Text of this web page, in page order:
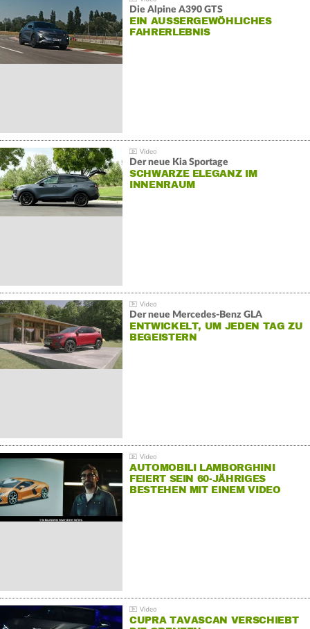
Die Alpine A390 GTS
EIN AUSSERGEWÖHLICHES F
AHRERLEBNIS
Der neue Kia Sportage
SCHWARZE ELEGANZ IM
INNENRAUM
Der neue Mercedes-Benz GLA
ENTWICKELT, UM JEDEN TAG ZU
BEGEISTERN
AUTOMOBILI LAMBORGHINI
FEIERT SEIN 60-JÄHRIGES
BESTEHEN MIT EINEM VIDEO
CUPRA TAVASCAN VERSCHIEBT